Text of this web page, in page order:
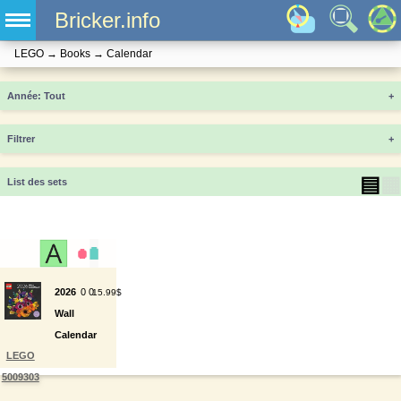
Bricker.info
LEGO → Books → Calendar
Année +
Filtrer +
List des sets ▤
LEGO
5009303
2026
Wall
Calendar
00
15.99$